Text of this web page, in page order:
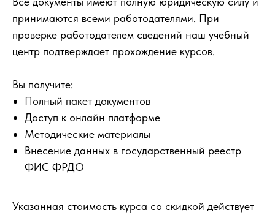
принимаются всеми работодателями. При
проверке работодателем сведений наш учебный
центр подтверждает прохождение курсов.
Вы получите:
Полный пакет документов
Доступ к онлайн платформе
Методические материалы
Внесение данных в государственный реестр
ФИС ФРДО
Указанная стоимость курса со скидкой действует